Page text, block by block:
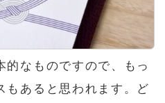
的なものですので、もっ
もあると思われます。ど